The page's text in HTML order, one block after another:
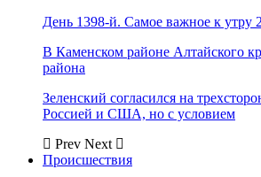
День 1398-й. Самое важное к утру
В Каменском районе Алтайского
района
Зеленский согласился на
Россией и США, но с условием
Prev Next
Происшествия